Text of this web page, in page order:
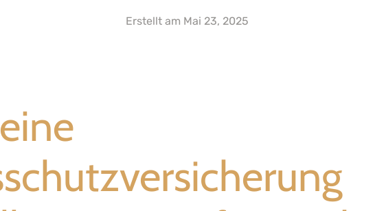
Erstellt am Mai 23, 2025